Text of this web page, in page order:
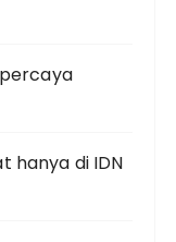
hanya di IDN